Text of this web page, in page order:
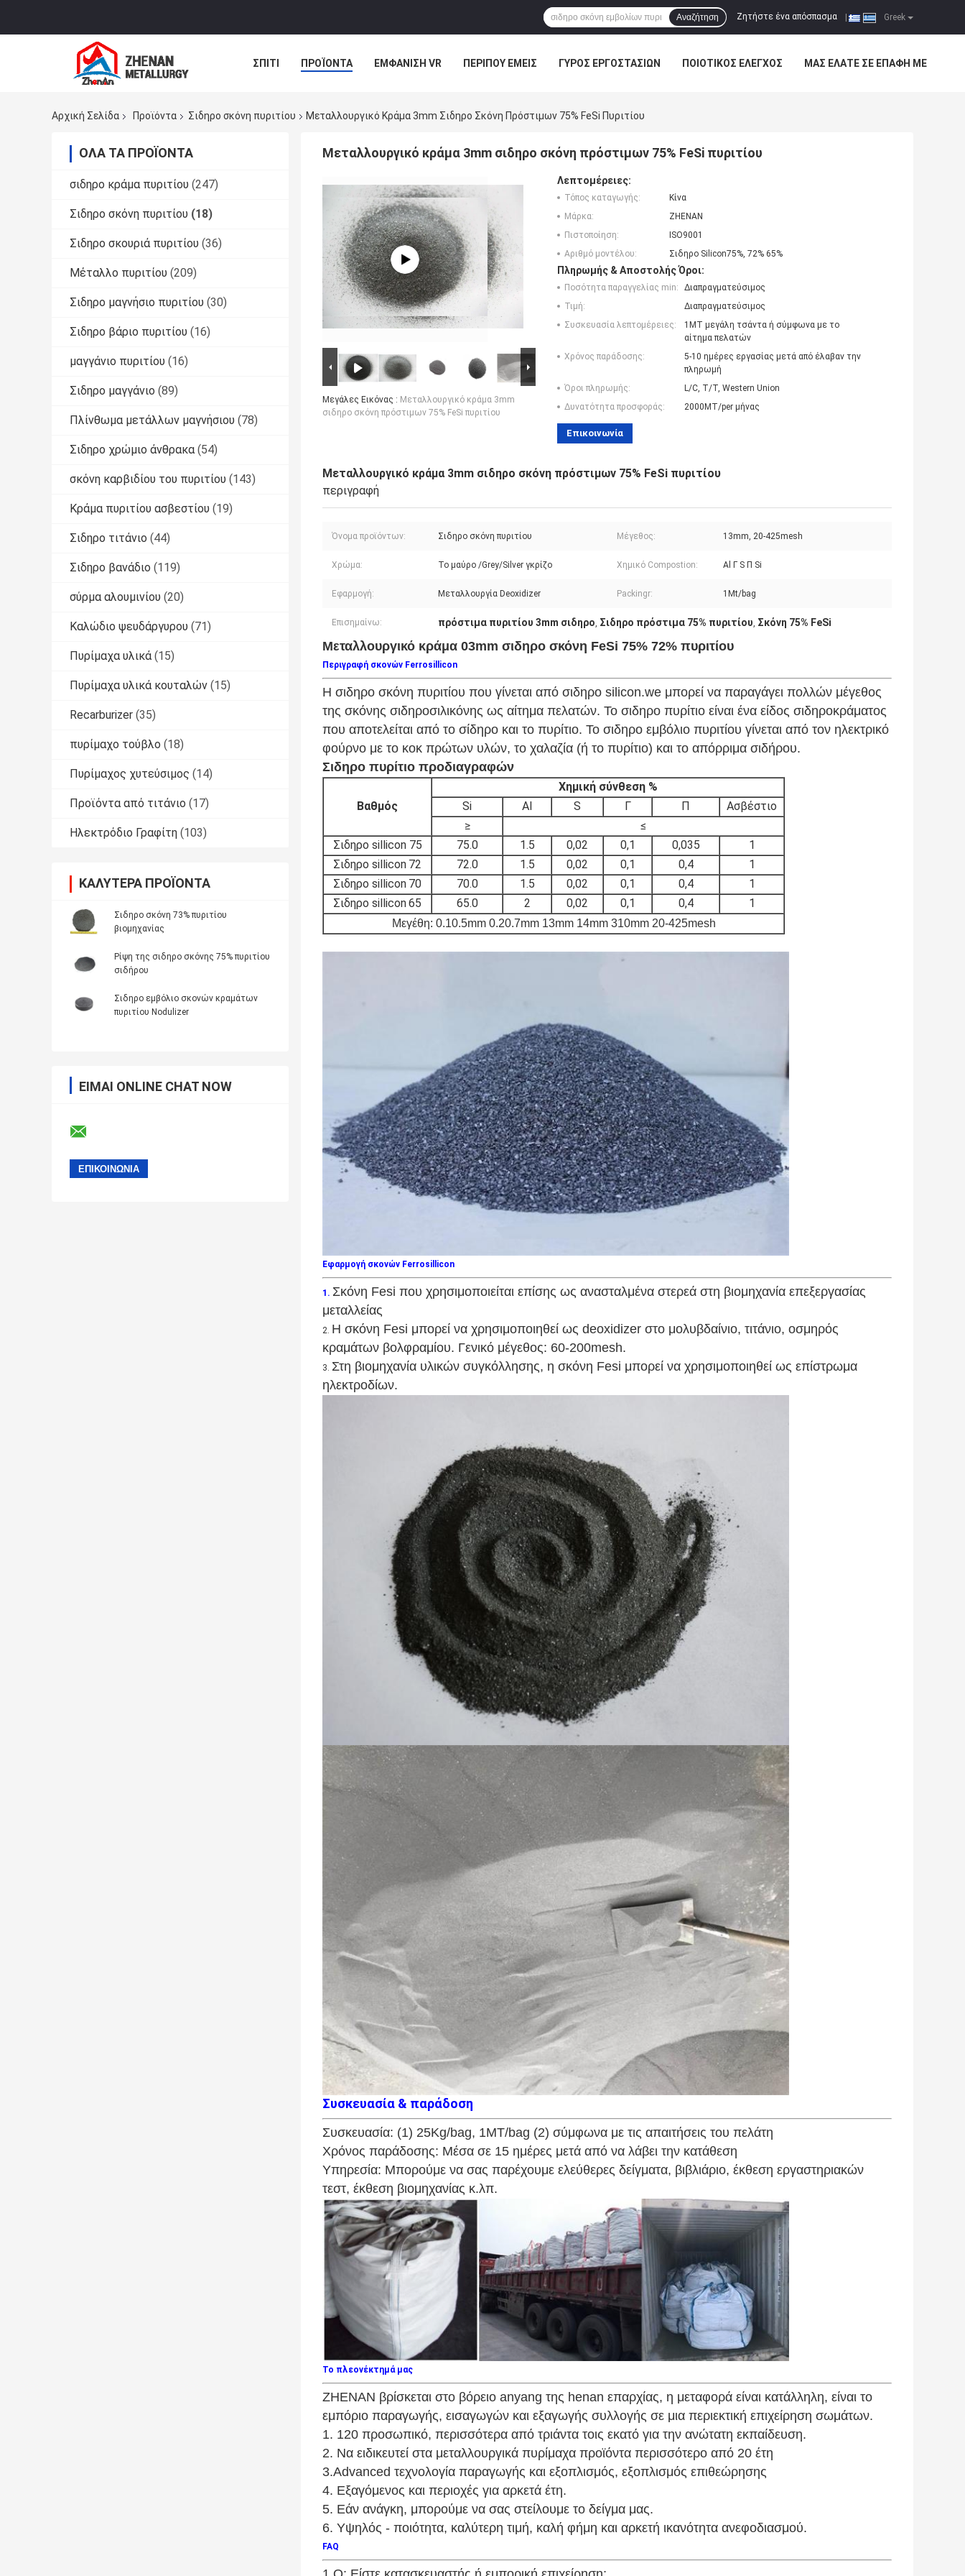
Greek
Ζητήστε ένα απόσπασμα
Αναζήτηση
ΣΠΊΤΙ ΠΡΟΪΌΝΤΑ ΕΜΦΆΝΙΣΗ VR ΠΕΡΊΠΟΥ ΕΜΕΊΣ ΓΎΡΟΣ ΕΡΓΟΣΤΑΣΊΩΝ ΠΟΙΟΤΙΚΌΣ ΈΛΕΓΧΟΣ ΜΑΣ ΕΛΆΤΕ ΣΕ ΕΠΑΦΉ ΜΕ
Αρχική Σελίδα
Προϊόντα Σιδηρο σκόνη πυριτίου Μεταλλουργικό Κράμα 3mm Σιδηρο Σκόνη Πρόστιμων 75% FeSi Πυριτίου
ΌΛΑ ΤΑ ΠΡΟΪΌΝΤΑ
σιδηρο κράμα πυριτίου (247)
Σιδηρο σκόνη πυριτίου (18)
Σιδηρο σκουριά πυριτίου (36)
Μέταλλο πυριτίου (209)
Σιδηρο μαγνήσιο πυριτίου (30)
Σιδηρο βάριο πυριτίου (16)
μαγγάνιο πυριτίου (16)
Σιδηρο μαγγάνιο (89)
Πλίνθωμα μετάλλων μαγνήσιου (78)
Σιδηρο χρώμιο άνθρακα (54)
σκόνη καρβιδίου του πυριτίου (143)
Κράμα πυριτίου ασβεστίου (19)
Σιδηρο τιτάνιο (44)
Σιδηρο βανάδιο (119)
σύρμα αλουμινίου (20)
Καλώδιο ψευδάργυρου (71)
Πυρίμαχα υλικά (15)
Πυρίμαχα υλικά κουταλών (15)
Recarburizer (35)
πυρίμαχο τούβλο (18)
Πυρίμαχος χυτεύσιμος (14)
Προϊόντα από τιτάνιο (17)
Ηλεκτρόδιο Γραφίτη (103)
ΚΑΛΎΤΕΡΑ ΠΡΟΪΌΝΤΑ
Σιδηρο σκόνη 73% πυριτίου
βιομηχανίας
Ρίψη της σιδηρο σκόνης 75% πυριτίου
σιδήρου
Σιδηρο εμβόλιο σκονών κραμάτων
πυριτίου Nodulizer
ΕΊΜΑΙ ONLINE CHAT NOW
Μεταλλουργικό κράμα 3mm σιδηρο σκόνη πρόστιμων 75% FeSi πυριτίου
Μεγάλες Εικόνας : Μεταλλουργικό κράμα 3mm
σιδηρο σκόνη πρόστιμων 75% FeSi πυριτίου
Λεπτομέρειες:
Τόπος καταγωγής:
Κίνα
Μάρκα:
ZHENAN
Πιστοποίηση:
ISO9001
Αριθμό μοντέλου:
Σιδηρο Silicon75%, 72% 65%
Πληρωμής & Αποστολής Όροι:
Ποσότητα παραγγελίας min:
Διαπραγματεύσιμος
Τιμή:
Διαπραγματεύσιμος
Συσκευασία λεπτομέρειες:
1MT μεγάλη τσάντα ή σύμφωνα με το
αίτημα πελατών
Χρόνος παράδοσης:
5-10 ημέρες εργασίας μετά από έλαβαν την
πληρωμή
Όροι πληρωμής:
L/C, T/T, Western Union
Δυνατότητα προσφοράς:
2000MT/per μήνας
Επικοινωνία
Μεταλλουργικό κράμα 3mm σιδηρο σκόνη πρόστιμων 75% FeSi πυριτίου
περιγραφή
Όνομα προϊόντων: Σιδηρο σκόνη πυριτίου Μέγεθος: 13mm, 20-425mesh
Χρώμα: Το μαύρο /Grey/Silver γκρίζο Χημικό Compostion: Al Γ S Π Si
Εφαρμογή: Μεταλλουργία Deoxidizer Packingr: 1Mt/bag
Επισημαίνω: πρόστιμα πυριτίου 3mm σιδηρο, Σιδηρο πρόστιμα 75% πυριτίου, Σκόνη 75% FeSi
Μεταλλουργικό κράμα 03mm σιδηρο σκόνη FeSi 75% 72% πυριτίου
Περιγραφή σκονών Ferrosillicon
Η σιδηρο σκόνη πυριτίου που γίνεται από σιδηρο silicon.we μπορεί να παραγάγει πολλών μέγεθος
της σκόνης σιδηροσιλικόνης ως αίτημα πελατών. Το σιδηρο πυρίτιο είναι ένα είδος σιδηροκράματος
που αποτελείται από το σίδηρο και το πυρίτιο. Το σιδηρο εμβόλιο πυριτίου γίνεται από τον ηλεκτρικό
φούρνο με το κοκ πρώτων υλών, το χαλαζία (ή το πυρίτιο) και το απόρριμα σιδήρου.
Σιδηρο πυρίτιο προδιαγραφών
Βαθμός
Χημική σύνθεση %
Si
Al S Γ Π
Ασβέστιο
≥
≤
Σιδηρο sillicon 75
75.0 1.5 0,02 0,1 0,035
1
Σιδηρο sillicon 72 72.0 1.5 0,02 0,1 0,4
1
Σιδηρο sillicon 70 70.0 1.5 0,02 0,1 0,4
1
Σιδηρο sillicon65 65.0 2 0,02 0,1 0,4 1
Μεγέθη: 0.10.5mm 0.20.7mm 13mm 14mm 310mm 20-425mesh
Εφαρμογή σκονών Ferrosillicon
1. Σκόνη Fesi που χρησιμοποιείται επίσης ως ανασταλμένα στερεά στη βιομηχανία επεξεργασίας
μεταλλείας
2. Η σκόνη Fesi μπορεί να χρησιμοποιηθεί ως deoxidizer στο μολυβδαίνιο, τιτάνιο, οσμηρός
κραμάτων βολφραμίου. Γενικό μέγεθος: 60-200mesh.
3. Στη βιομηχανία υλικών συγκόλλησης, η σκόνη Fesi μπορεί να χρησιμοποιηθεί ως επίστρωμα
ηλεκτροδίων.
Συσκευασία & παράδοση
Συσκευασία: (1) 25Kg/bag, 1MT/bag (2) σύμφωνα με τις απαιτήσεις του πελάτη
Χρόνος παράδοσης: Μέσα σε 15 ημέρες μετά από να λάβει την κατάθεση
Υπηρεσία: Μπορούμε να σας παρέχουμε ελεύθερες δείγματα, βιβλιάριο, έκθεση εργαστηριακών
τεστ, έκθεση βιομηχανίας κ.λπ.
Το πλεονέκτημά μας
ZHENAN βρίσκεται στο βόρειο anyang της henan επαρχίας, η μεταφορά είναι κατάλληλη, είναι το
εμπόριο παραγωγής, εισαγωγών και εξαγωγής συλλογής σε μια περιεκτική επιχείρηση σωμάτων.
1. 120 προσωπικό, περισσότερα από τριάντα τοις εκατό για την ανώτατη εκπαίδευση.
2. Να ειδικευτεί στα μεταλλουργικά πυρίμαχα προϊόντα περισσότερο από 20 έτη
3.Advanced τεχνολογία παραγωγής και εξοπλισμός, εξοπλισμός επιθεώρησης
4. Εξαγόμενος και περιοχές για αρκετά έτη.
5. Εάν ανάγκη, μπορούμε να σας στείλουμε το δείγμα μας.
6. Υψηλός - ποιότητα, καλύτερη τιμή, καλή φήμη και αρκετή ικανότητα ανεφοδιασμού.
FAQ